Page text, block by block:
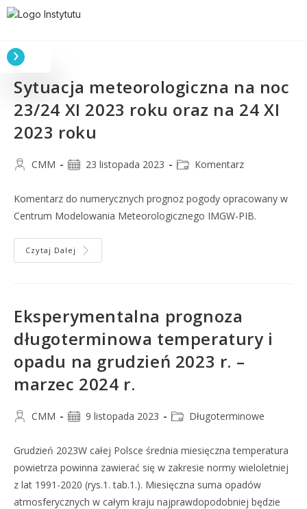
Sytuacja meteorologiczna na noc
23/24 XI 2023 roku oraz na 24 XI
2023 roku
CMM 23 listopada 2023 Komentarz
Komentarz do numerycznych prognoz pogody opracowany w
Centrum Modelowania Meteorologicznego IMGW-PIB.
Czytaj Dalej
Eksperymentalna prognoza
długoterminowa temperatury i
opadu na grudzień 2023 r. –
marzec 2024 r.
CMM 9 listopada 2023 Długoterminowe
Grudzień 2023W całej Polsce średnia miesięczna temperatura
powietrza powinna zawierać się w zakresie normy wieloletniej
z lat 1991-2020 (rys.1. tab.1.). Miesięczna suma opadów
atmosferycznych w całym kraju najprawdopodobniej będzie